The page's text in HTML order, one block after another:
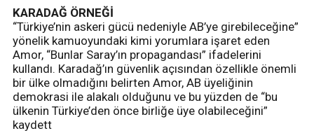
KARADAĞ ÖRNEĞİ
“Türkiye’nin askeri gücü nedeniyle AB’ye girebileceğine”
yönelik kamuoyundaki kimi yorumlara işaret eden
Amor, “Bunlar Saray’ın propagandası” ifadelerini
kullandı. Karadağ’ın güvenlik açısından özellikle önemli
bir ülke olmadığını belirten Amor, AB üyeliğinin
demokrasi ile alakalı olduğunu ve bu yüzden de “bu
ülkenin Türkiye’den önce birliğe üye olabileceğini”
kaydett